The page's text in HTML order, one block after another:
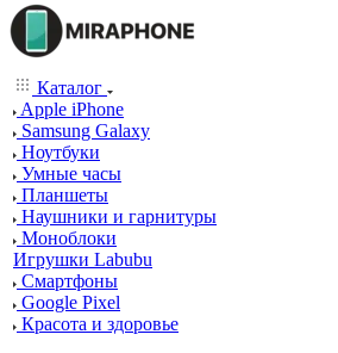
Каталог
Apple iPhone
Samsung Galaxy
Ноутбуки
Умные часы
Планшеты
Наушники и гарнитуры
Моноблоки
Игрушки Labubu
Смартфоны
Google Pixel
Красота и здоровье